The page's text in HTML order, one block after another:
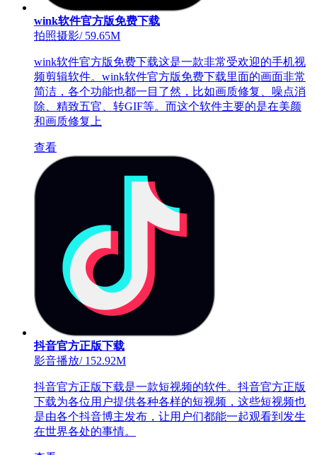
wink软件官方版免费下载
拍照摄影/59.65M
wink软件官方版免费下载这是一款非常受欢迎的手机视
频剪辑软件。wink软件官方版免费下载里面的画面非常
简洁，各个功能也都一目了然，比如画质修复、噪点消
除、精致五官、转GIF等。而这个软件主要的是在美颜
和画质修复上
查看
抖音官方正版下载
影音播放/152.92M
抖音官方正版下载是一款短视频的软件。抖音官方正版
下载为各位用户提供各种各样的短视频，这些短视频也
是由各个抖音博主发布，让用户们都能一起观看到发生
在世界各处的事情。